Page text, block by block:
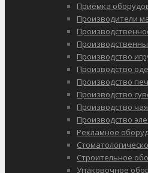
Приёмка
Производители
Производство
Производство
Производство
Производство
Производство
Производство
Рекламное
Строительное
Упаковочное